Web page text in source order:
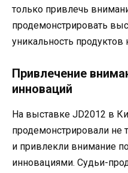
только привлечь
продемонстрировать
уникальность продуктов
Привлечение
инноваций
На выставке JD2012 в
продемонстрировали
и привлекли внимание
инновациями. Судьи-